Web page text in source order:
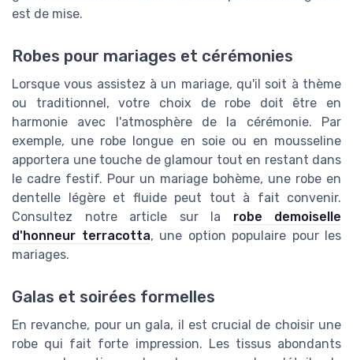
est de mise.
Robes pour mariages et cérémonies
Lorsque vous assistez à un mariage, qu'il soit à thème
ou traditionnel, votre choix de robe doit être en
harmonie avec l'atmosphère de la cérémonie. Par
exemple, une robe longue en soie ou en mousseline
apportera une touche de glamour tout en restant dans
le cadre festif. Pour un mariage bohème, une robe en
dentelle légère et fluide peut tout à fait convenir.
Consultez notre article sur la robe demoiselle
d'honneur terracotta, une option populaire pour les
mariages.
Galas et soirées formelles
En revanche, pour un gala, il est crucial de choisir une
robe qui fait forte impression. Les tissus abondants